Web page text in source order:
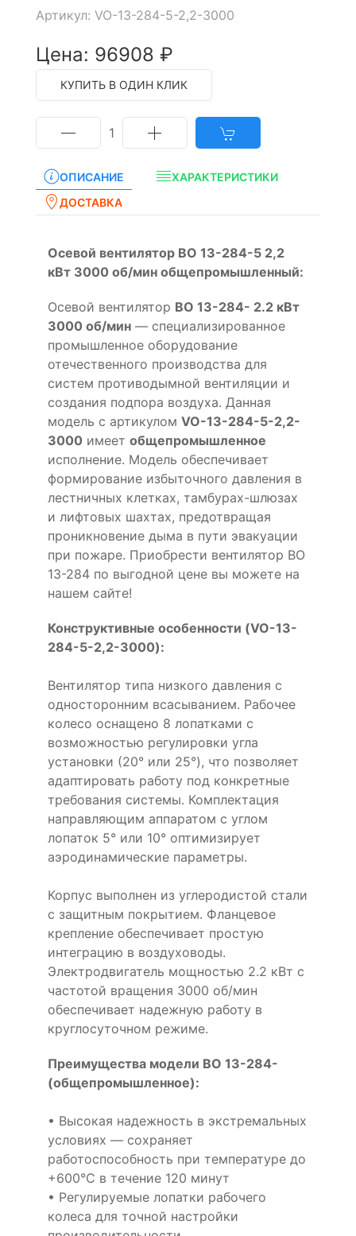
Артикул: VO-13-284-5-2,2-3000
Цена: 96908 ₽
КУПИТЬ В ОДИН КЛИК
1
ОПИСАНИЕ
ХАРАКТЕРИСТИКИ
ДОСТАВКА
Осевой вентилятор ВО 13-284-5 2,2
кВт 3000 об/мин общепромышленный:
Осевой вентилятор ВО 13-284- 2.2 кВт
3000 об/мин — специализированное
промышленное оборудование
отечественного производства для
систем противодымной вентиляции и
создания подпора воздуха. Данная
модель с артикулом VO-13-284-5-2,2-
3000 имеет общепромышленное
исполнение. Модель обеспечивает
формирование избыточного давления в
лестничных клетках, тамбурах-шлюзах
и лифтовых шахтах, предотвращая
проникновение дыма в пути эвакуации
при пожаре. Приобрести вентилятор ВО
13-284 по выгодной цене вы можете на
нашем сайте!
Конструктивные особенности (VO-13-
284-5-2,2-3000):
Вентилятор типа низкого давления с
односторонним всасыванием. Рабочее
колесо оснащено 8 лопатками с
возможностью регулировки угла
установки (20° или 25°), что позволяет
адаптировать работу под конкретные
требования системы. Комплектация
направляющим аппаратом с углом
лопаток 5° или 10° оптимизирует
аэродинамические параметры.
Корпус выполнен из углеродистой стали
с защитным покрытием. Фланцевое
крепление обеспечивает простую
интеграцию в воздуховоды.
Электродвигатель мощностью 2.2 кВт с
частотой вращения 3000 об/мин
обеспечивает надежную работу в
круглосуточном режиме.
Преимущества модели ВО 13-284-
(общепромышленное):
• Высокая надежность в экстремальных
условиях — сохраняет
работоспособность при температуре до
+600°С в течение 120 минут
• Регулируемые лопатки рабочего
колеса для точной настройки